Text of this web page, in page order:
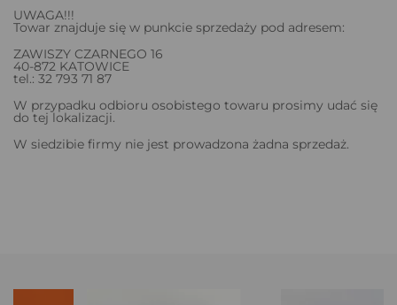
UWAGA!!!
Towar znajduje się w punkcie sprzedaży pod adresem:
ZAWISZY CZARNEGO 16
40-872 KATOWICE
tel.: 32 793 71 87
W przypadku odbioru osobistego towaru prosimy udać się
do tej lokalizacji.
W siedzibie firmy nie jest prowadzona żadna sprzedaż.